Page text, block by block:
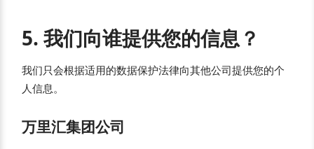
5. 我们向谁提供您的信息？
我们只会根据适用的数据保护法律向其他公司提供您的个
人信息。
万里汇集团公司